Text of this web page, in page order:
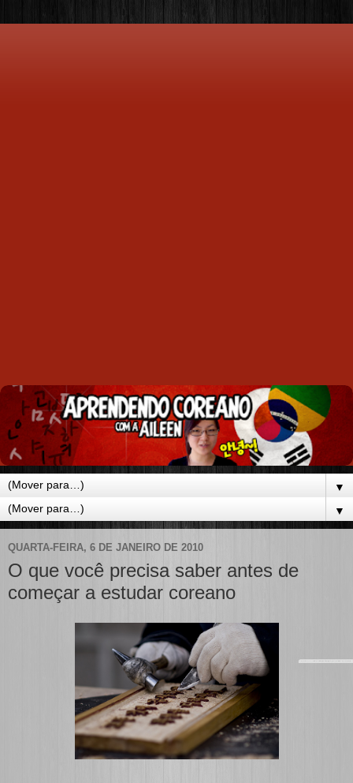
▼
▼
QUARTA-FEIRA, 6 DE JANEIRO DE 2010
O que você precisa saber antes de
começar a estudar coreano